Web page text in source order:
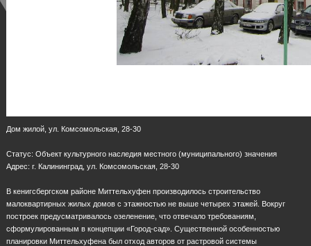
Дом жилой, ул. Комсомольская, 28-30
Статус: Объект культурного наследия местного (муниципального) значения
Адрес: г. Калининград, ул. Комсомольская, 28-30
В кенигсбергском районе Миттельхуфен производилось строительство
малоквартирных жилых домов с этажностью не выше четырех этажей. Вокруг
построек предусматривалось озеленение, что отвечало требованиям,
сформулированным в концепции «Город-сад». Существенной особенностью
планировки Миттельхуфена был отход авторов от растровой системы